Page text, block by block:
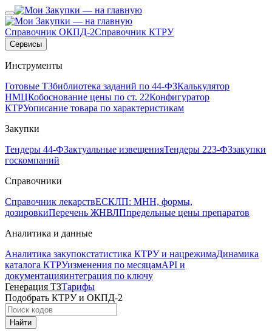
Справочник ОКПД-2Справочник КТРУ
Сервисы
Инструменты
Готовые ТЗбиблиотека заданий по 44-ФЗКалькулятор
НМЦКобоснование цены по ст. 22Конфигуратор
КТРУописание товара по характеристикам
Закупки
Тендеры 44-ФЗактуальные извещенияТендеры 223-ФЗзакупки
госкомпаний
Справочники
Справочник лекарствЕСКЛП: МНН, формы,
дозировкиПеречень ЖНВЛПпредельные цены препаратов
Аналитика и данные
Аналитика закупокстатистика КТРУ и нацрежимаДинамика
каталога КТРУизменения по месяцамAPI и
документацияинтеграция по ключу
Генерация ТЗТарифы
Подобрать КТРУ и ОКПД-2
Найти